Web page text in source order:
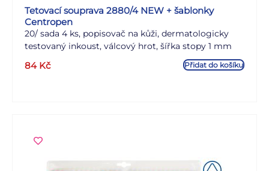
Tetovací souprava 2880/4 NEW + šablonky
Centropen
20/ sada 4 ks, popisovač na kůži, dermatologicky
testovaný inkoust, válcový hrot, šířka stopy 1 mm
84 Kč Přidat do košíku